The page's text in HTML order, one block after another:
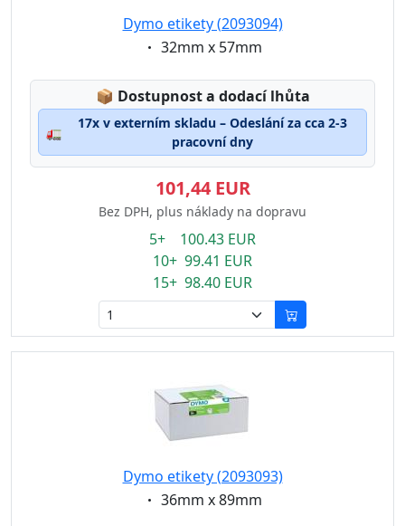
Dymo etikety (2093094)
Eigenschaft:
32mm x 57mm
📦 Lagerstatus:
Dostupnost a dodací lhůta
🚛
17x v externím skladu – Odeslání za cca 2-3
pracovní dny
101,44 EUR
Bez DPH, plus náklady na dopravu
5+ 100.43 EUR
10+ 99.41 EUR
15+ 98.40 EUR
Dymo etikety (2093093)
Eigenschaft:
36mm x 89mm